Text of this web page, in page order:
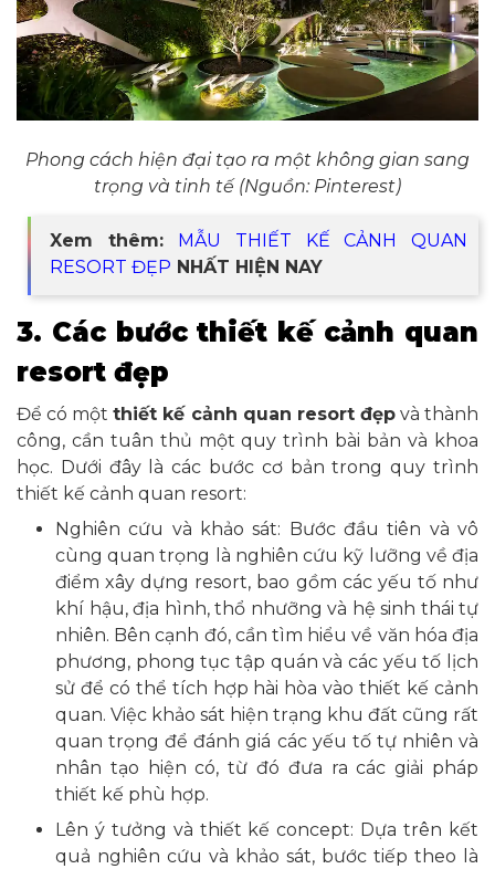
Phong cách hiện đại tạo ra một không gian sang
trọng và tinh tế (Nguồn: Pinterest)
Xem thêm: MẪU THIẾT KẾ CẢNH QUAN
RESORT ĐẸP NHẤT HIỆN NAY
3. Các bước thiết kế cảnh quan
resort đẹp
Để có mộtthiết kế cảnh quan resort đẹpvà thành
công, cần tuân thủ một quy trình bài bản và khoa
học. Dưới đây là các bước cơ bản trong quy trình
thiết kế cảnh quan resort:
Nghiên cứu và khảo sát: Bước đầu tiên và vô
cùng quan trọng là nghiên cứu kỹ lưỡng về địa
điểm xây dựng resort, bao gồm các yếu tố như
khí hậu, địa hình, thổ nhưỡng và hệ sinh thái tự
nhiên. Bên cạnh đó, cần tìm hiểu về văn hóa địa
phương, phong tục tập quán và các yếu tố lịch
sử để có thể tích hợp hài hòa vào thiết kế cảnh
quan. Việc khảo sát hiện trạng khu đất cũng rất
quan trọng để đánh giá các yếu tố tự nhiên và
nhân tạo hiện có, từ đó đưa ra các giải pháp
thiết kế phù hợp.
Lên ý tưởng và thiết kế concept: Dựa trên kết
quả nghiên cứu và khảo sát, bước tiếp theo là